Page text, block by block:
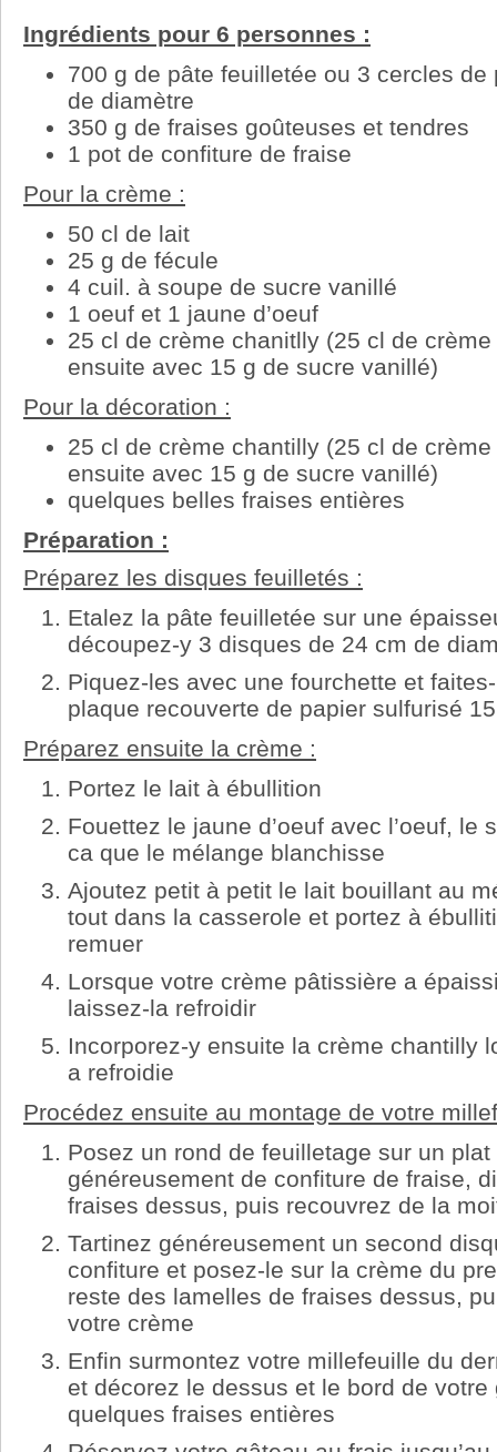
Ingrédients pour 6 personnes :
700 g de pâte feuilletée ou 3 cercles
de diamètre
350 g de fraises goûteuses et tendres
1 pot de confiture de fraise
Pour la crème :
50 cl de lait
25 g de fécule
4 cuil. à soupe de sucre vanillé
1 oeuf et 1 jaune d’oeuf
25 cl de crème chanitlly (25 cl de
ensuite avec 15 g de sucre vanillé)
Pour la décoration :
25 cl de crème chantilly (25 cl de
ensuite avec 15 g de sucre vanillé)
quelques belles fraises entières
Préparation :
Préparez les disques feuilletés :
Etalez la pâte feuilletée sur une
découpez-y 3 disques de 24 cm de
Piquez-les avec une fourchette et
plaque recouverte de papier sulfurisé
Préparez ensuite la crème :
Portez le lait à ébullition
Fouettez le jaune d’oeuf avec l’oeuf, le
ca que le mélange blanchisse
Ajoutez petit à petit le lait bouillant au
tout dans la casserole et portez à
remuer
Lorsque votre crème pâtissière a
laissez-la refroidir
Incorporez-y ensuite la crème chantilly
a refroidie
Procédez ensuite au montage de votre
Posez un rond de feuilletage sur un
généreusement de confiture de fraise,
fraises dessus, puis recouvrez de la
Tartinez généreusement un second
confiture et posez-le sur la crème du
reste des lamelles de fraises dessus,
votre crème
Enfin surmontez votre millefeuille du
et décorez le dessus et le bord de
quelques fraises entières